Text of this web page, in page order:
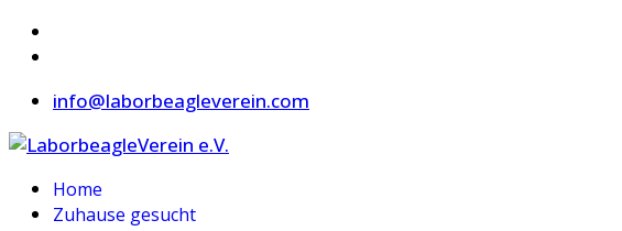
info@laborbeagleverein.com
Home
Zuhause gesucht